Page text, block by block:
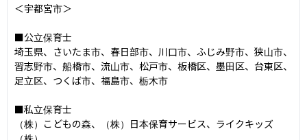
＜宇都宮市＞
■公立保育士
埼玉県、さいたま市、春日部市、川口市、ふじみ野市、狭山市、
習志野市、船橋市、流山市、松戸市、板橋区、墨田区、台東区、
足立区、つくば市、福島市、栃木市
■私立保育士
（株）こどもの森、（株）日本保育サービス、ライクキッズ